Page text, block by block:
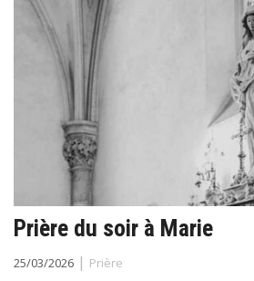
Prière du soir à Marie
25/03/2026 | Prière